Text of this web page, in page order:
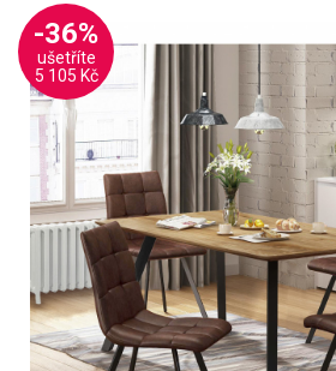
-36%
ušetříte
5 105 Kč